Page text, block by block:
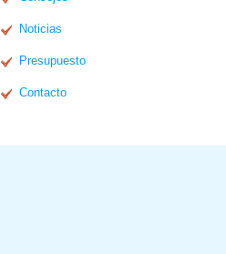
Noticias
Presupuesto
Contacto